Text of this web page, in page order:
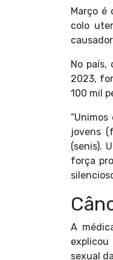
Março é
colo
No país,
2023,
100 mil
jovens
(senis).
força
A
sexual